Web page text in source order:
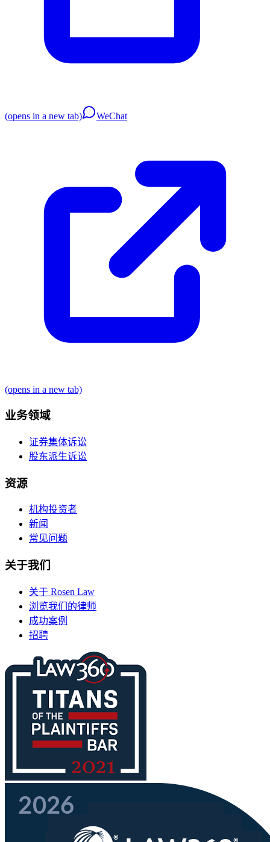
(opens in a new tab) WeChat
(opens in a new tab)
业务领域
证券集体诉讼
股东派生诉讼
资源
机构投资者
新闻
常见问题
关于我们
关于 Rosen Law
浏览我们的律师
成功案例
招聘